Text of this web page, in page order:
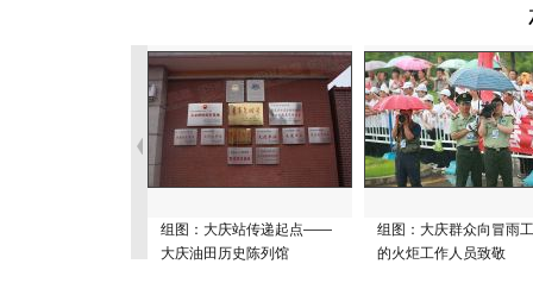
组图：大庆站传递起点——
大庆油田历史陈列馆
组图：大庆群众向冒雨
的火炬工作人员致敬